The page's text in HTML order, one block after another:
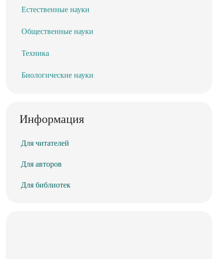
Естественные науки
Общественные науки
Техника
Биологические науки
Информация
Для читателей
Для авторов
Для библиотек